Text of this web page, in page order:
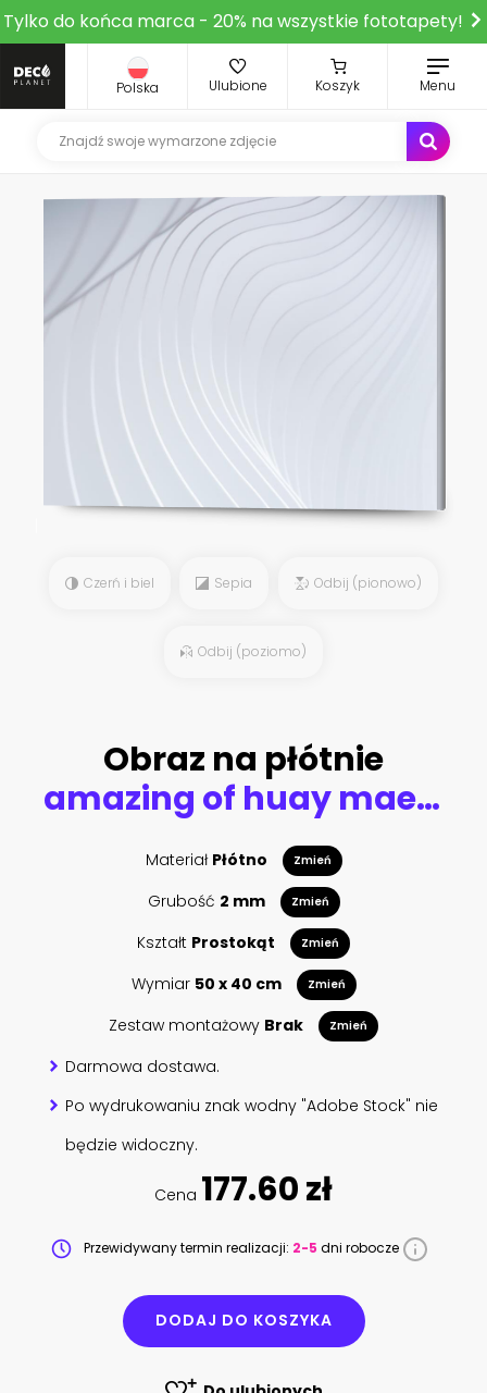
Tylko do końca marca - 20% na wszystkie fototapety!
Polska Ulubione Koszyk Menu
Czerń i biel Sepia Odbij (pionowo)
Odbij (poziomo)
Obraz na płótnie
amazing of huay mae kamin waterfall in colorful autumn forest at Kanchanaburi, thailand
Materiał Płótno Zmień
Grubość 2 mm Zmień
Kształt Prostokąt Zmień
Wymiar 50 x 40 cm Zmień
Zestaw montażowy Brak Zmień
Darmowa dostawa.
Po wydrukowaniu znak wodny "Adobe Stock" nie
będzie widoczny.
Cena 177.60 zł
Przewidywany termin realizacji: 2-5 dni robocze
DODAJ DO KOSZYKA